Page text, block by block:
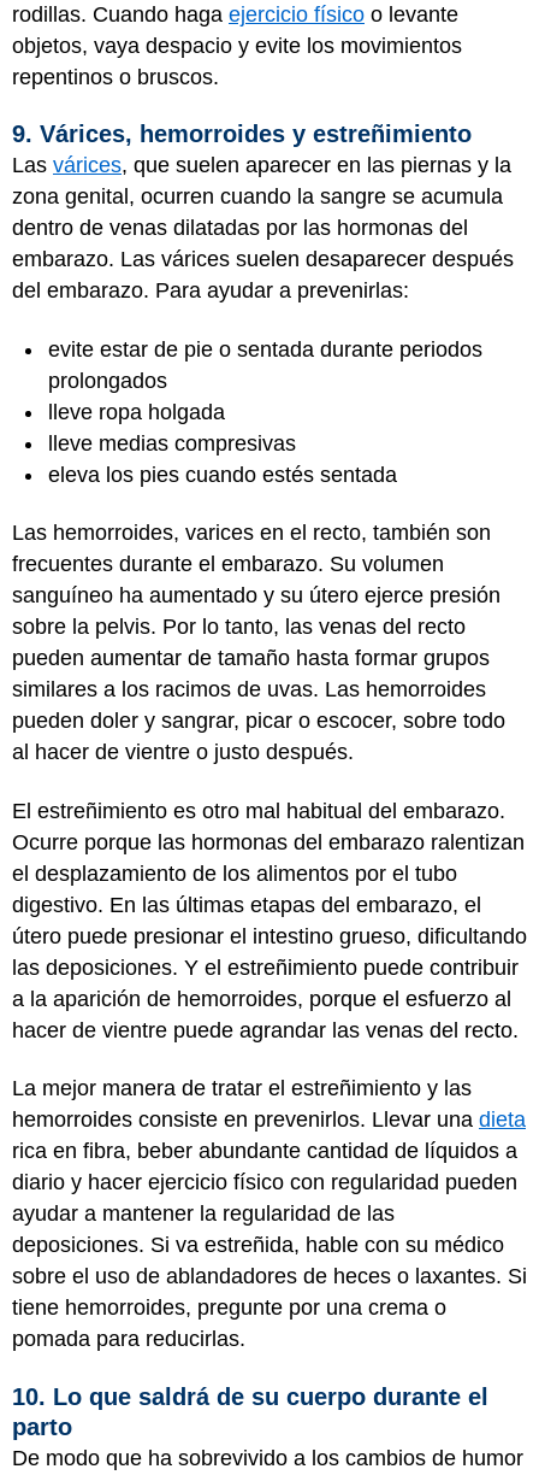
rodillas. Cuando haga ejercicio físico o levante
objetos, vaya despacio y evite los movimientos
repentinos o bruscos.
9. Várices, hemorroides y estreñimiento
Las várices, que suelen aparecer en las piernas y la
zona genital, ocurren cuando la sangre se acumula
dentro de venas dilatadas por las hormonas del
embarazo. Las várices suelen desaparecer después
del embarazo. Para ayudar a prevenirlas:
evite estar de pie o sentada durante periodos
prolongados
lleve ropa holgada
lleve medias compresivas
eleva los pies cuando estés sentada
Las hemorroides, varices en el recto, también son
frecuentes durante el embarazo. Su volumen
sanguíneo ha aumentado y su útero ejerce presión
sobre la pelvis. Por lo tanto, las venas del recto
pueden aumentar de tamaño hasta formar grupos
similares a los racimos de uvas. Las hemorroides
pueden doler y sangrar, picar o escocer, sobre todo
al hacer de vientre o justo después.
El estreñimiento es otro mal habitual del embarazo.
Ocurre porque las hormonas del embarazo ralentizan
el desplazamiento de los alimentos por el tubo
digestivo. En las últimas etapas del embarazo, el
útero puede presionar el intestino grueso, dificultando
las deposiciones. Y el estreñimiento puede contribuir
a la aparición de hemorroides, porque el esfuerzo al
hacer de vientre puede agrandar las venas del recto.
La mejor manera de tratar el estreñimiento y las
hemorroides consiste en prevenirlos. Llevar una dieta
rica en fibra, beber abundante cantidad de líquidos a
diario y hacer ejercicio físico con regularidad pueden
ayudar a mantener la regularidad de las
deposiciones. Si va estreñida, hable con su médico
sobre el uso de ablandadores de heces o laxantes. Si
tiene hemorroides, pregunte por una crema o
pomada para reducirlas.
10. Lo que saldrá de su cuerpo durante el
parto
De modo que ha sobrevivido a los cambios de humor